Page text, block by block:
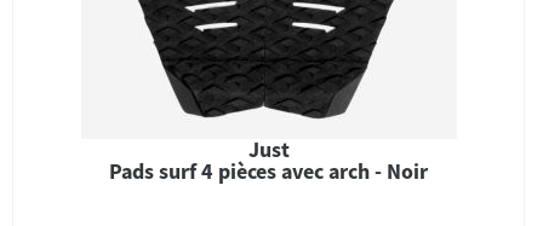
Just
Pads surf 4 pièces avec arch - Noir